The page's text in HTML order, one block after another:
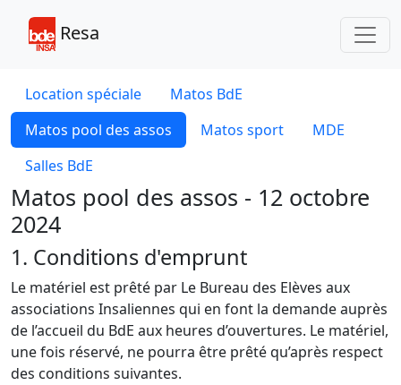
Resa
Location spéciale
Matos BdE
Matos pool des assos
Matos sport
MDE
Salles BdE
Matos pool des assos - 12 octobre
2024
1. Conditions d'emprunt
Le matériel est prêté par Le Bureau des Elèves aux
associations Insaliennes qui en font la demande auprès
de l’accueil du BdE aux heures d’ouvertures. Le matériel,
une fois réservé, ne pourra être prêté qu’après respect
des conditions suivantes.